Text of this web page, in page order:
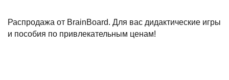
Распродажа от BrainBoard. Для вас дидактические игры
и пособия по привлекательным ценам!